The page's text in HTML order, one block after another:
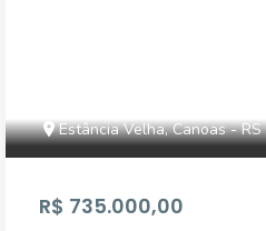
Estância Velha, Canoas - RS
R$ 735.000,00